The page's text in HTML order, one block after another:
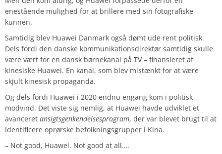
enestående mulighed for at brillere med sin fotografiske
kunnen.
Samtidig blev Huawei Danmark også dømt ude rent politisk.
Dels fordi den danske kommunikationsdirektør samtidig skulle
være vært for en dansk børnekanal på TV – finansieret af
kinesiske Huawei. En kanal, som blev mistænkt for at være
skjult kinesisk propaganda.
Og dels fordi Huawei i 2020 endnu engang kom i politisk
modvind. Det viste sig nemlig, at Huawei havde udviklet et
avanceret ansigtsgenkendelsesprogram, der var blevet brugt til at
identificere oprørske befolkningsgrupper i Kina.
– Not good, Huawei. Not good at all….